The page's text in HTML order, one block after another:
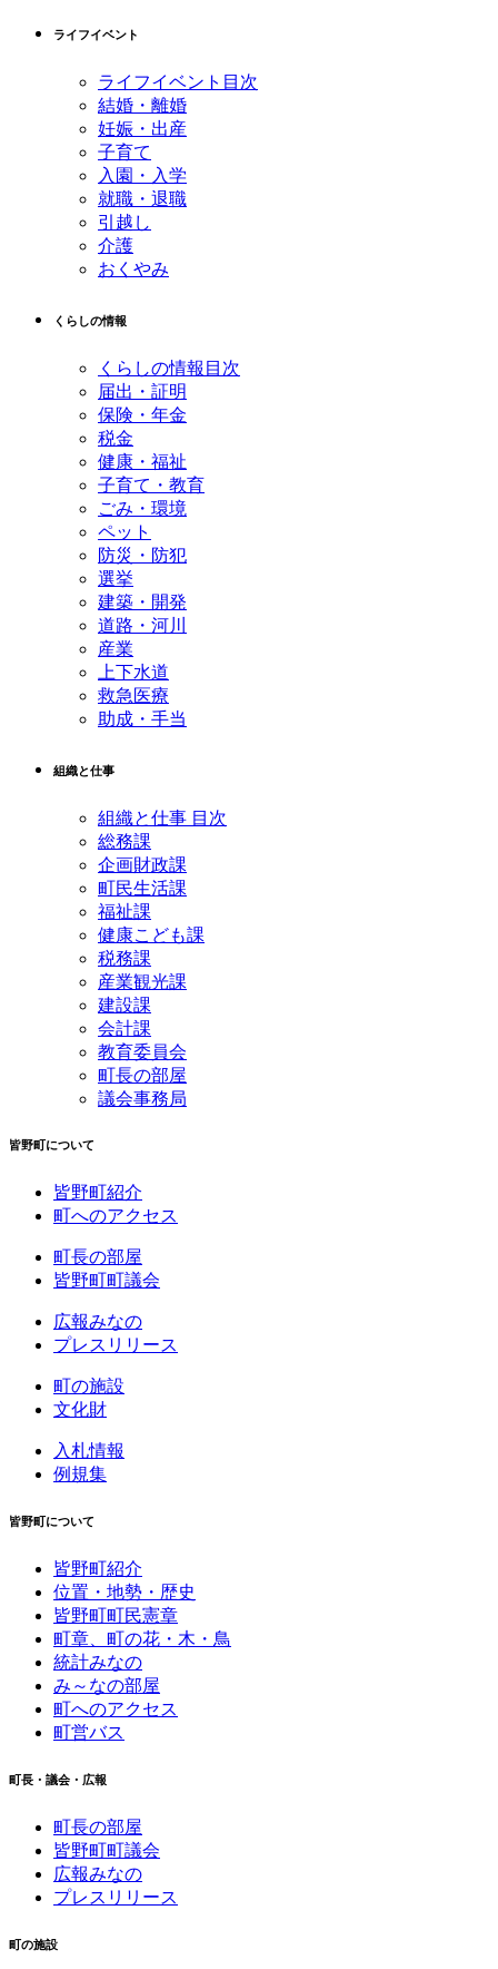
ライフイベント
ライフイベント目次
結婚・離婚
妊娠・出産
子育て
入園・入学
就職・退職
引越し
介護
おくやみ
くらしの情報
くらしの情報目次
届出・証明
保険・年金
税金
健康・福祉
子育て・教育
ごみ・環境
ペット
防災・防犯
選挙
建築・開発
道路・河川
産業
上下水道
救急医療
助成・手当
組織と仕事
組織と仕事 目次
総務課
企画財政課
町民生活課
福祉課
健康こども課
税務課
産業観光課
建設課
会計課
教育委員会
町長の部屋
議会事務局
皆野町について
皆野町紹介
町へのアクセス
町長の部屋
皆野町町議会
広報みなの
プレスリリース
町の施設
文化財
入札情報
例規集
皆野町について
皆野町紹介
位置・地勢・歴史
皆野町町民憲章
町章、町の花・木・鳥
統計みなの
み～なの部屋
町へのアクセス
町営バス
町長・議会・広報
町長の部屋
皆野町町議会
広報みなの
プレスリリース
町の施設